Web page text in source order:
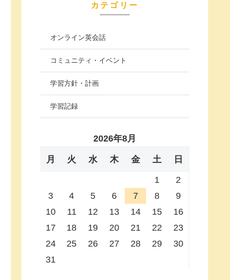
カテゴリー
オンライン英会話
コミュニティ・イベント
学習方針・計画
学習記録
2026年8月
月 火 水 木 金 土 日
1
2
3
4 5 6 7 8
9
10
11 12 13 14 15
16
17
18 19 20 21 22
23
24
25 26 27 28 29
30
31